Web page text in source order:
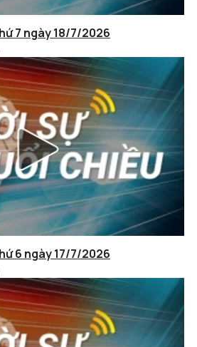
7 ngày 18/7/2026
6 ngày 17/7/2026